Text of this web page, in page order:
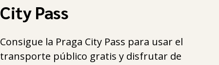
City Pass
Consigue la Praga City Pass para usar el
transporte público gratis y disfrutar de